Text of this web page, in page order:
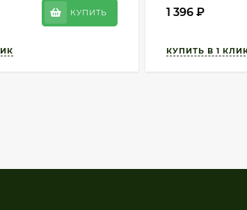
КУПИТЬ 1 396₽